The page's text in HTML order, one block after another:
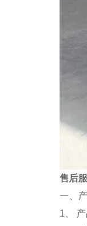
售后
一、
1、